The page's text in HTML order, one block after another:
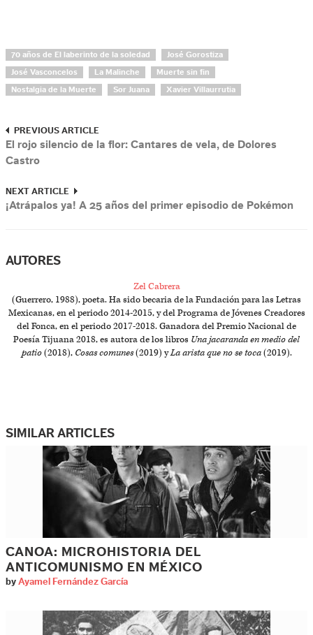
70 años de El laberinto de la soledad José Gorostiza
José Vasconcelos La Malinche Muerte sin fin
Nostalgia de la Muerte Sor Juana Xavier Villaurrutia
PREVIOUS ARTICLE
El rojo silencio de la flor: Cantares de vela, de Dolores
Castro
NEXT ARTICLE
¡Atrápalos ya! A 25 años del primer episodio de Pokémon
AUTORES
Zel Cabrera
(Guerrero, 1988), poeta. Ha sido becaria de la Fundación para las Letras
Mexicanas, en el periodo 2014-2015, y del Programa de Jóvenes Creadores
del Fonca, en el periodo 2017-2018. Ganadora del Premio Nacional de
Poesía Tijuana 2018, es autora de los libros Una jacaranda en medio del
patio(2018), Cosas comunes(2019) yLa arista que no se toca(2019).
SIMILAR ARTICLES
CANOA: MICROHISTORIA DEL
ANTICOMUNISMO EN MÉXICO
by Ayamel Fernández García